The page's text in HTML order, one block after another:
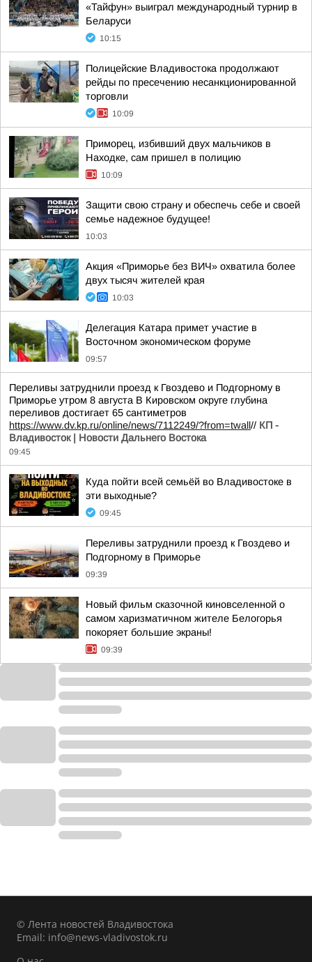
«Тайфун» выиграл международный турнир в
Беларуси
10:15
Полицейские Владивостока продолжают
рейды по пресечению несанкционированной
торговли
10:09
Приморец, избивший двух мальчиков в
Находке, сам пришел в полицию
10:09
Защити свою страну и обеспечь себе и своей
семье надежное будущее!
10:03
Акция «Приморье без ВИЧ» охватила более
двух тысяч жителей края
10:03
Делегация Катара примет участие в
Восточном экономическом форуме
09:57
Переливы затруднили проезд к Гвоздево и Подгорному в
Приморье утром 8 августа В Кировском округе глубина
переливов достигает 65 сантиметров
https://www.dv.kp.ru/online/news/7112249/?from=twall// КП -
Владивосток | Новости Дальнего Востока
09:45
Куда пойти всей семьёй во Владивостоке в
эти выходные?
09:45
Переливы затруднили проезд к Гвоздево и
Подгорному в Приморье
09:39
Новый фильм сказочной киновселенной о
самом харизматичном жителе Белогорья
покоряет большие экраны!
09:39
© Лента новостей Владивостока
Email: info@news-vladivostok.ru